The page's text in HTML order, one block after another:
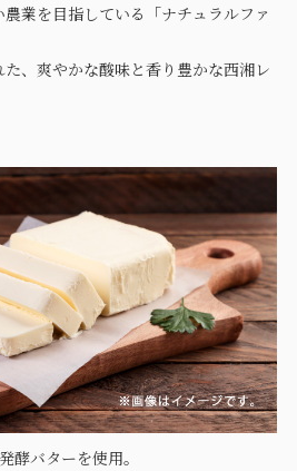
業を目指している「ナチュラルファ
、爽やかな酸味と香り豊かな西湘レ
酵バターを使用。